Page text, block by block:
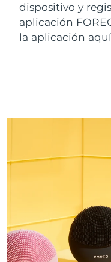
dispositivo y
aplicación
la aplicación